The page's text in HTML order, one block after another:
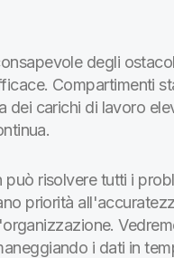
degli
Compartimenti
dei carichi di lavoro
può risolvere tutti i
priorità
i dati in